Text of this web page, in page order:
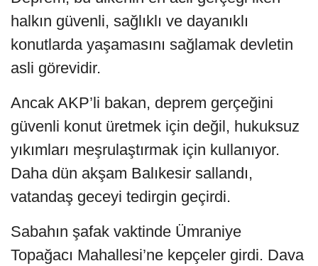
halkın güvenli, sağlıklı ve dayanıklı
konutlarda yaşamasını sağlamak devletin
asli görevidir.
Ancak AKP’li bakan, deprem gerçeğini
güvenli konut üretmek için değil, hukuksuz
yıkımları meşrulaştırmak için kullanıyor.
Daha dün akşam Balıkesir sallandı,
vatandaş geceyi tedirgin geçirdi.
Sabahın şafak vaktinde Ümraniye
Topağacı Mahallesi’ne kepçeler girdi. Dava